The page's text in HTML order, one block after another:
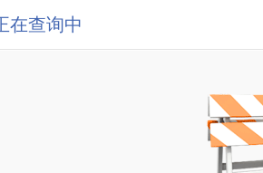
在查询中